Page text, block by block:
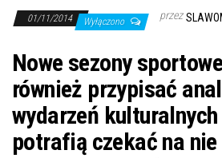
01/11/2014 Wyłączono przez
Nowe sezony
również przypisać
wydarzeń
potrafią czekać na